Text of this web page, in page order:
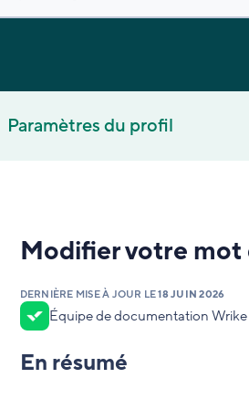
Paramètres du profil
Modifier votre mot
DERNIÈRE MISE À JOUR LE18 JUIN 2026
Équipe de documentation Wrike
En résumé